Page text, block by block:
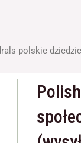
polskie